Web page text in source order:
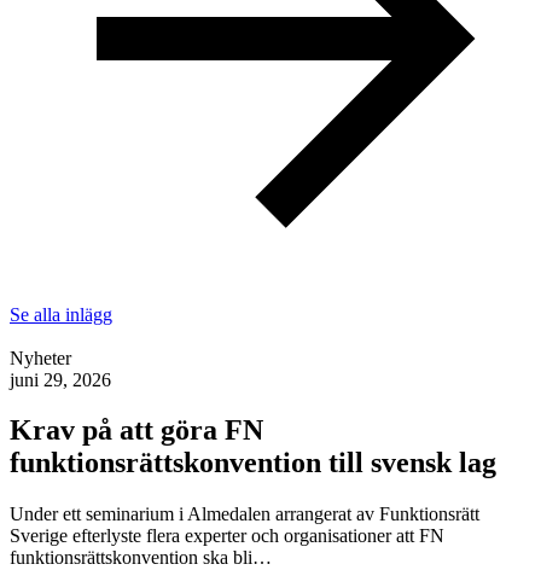
Se alla inlägg
Nyheter
juni 29, 2026
Krav på att göra FN
funktionsrättskonvention till svensk lag
Under ett seminarium i Almedalen arrangerat av Funktionsrätt
Sverige efterlyste flera experter och organisationer att FN
funktionsrättskonvention ska bli…